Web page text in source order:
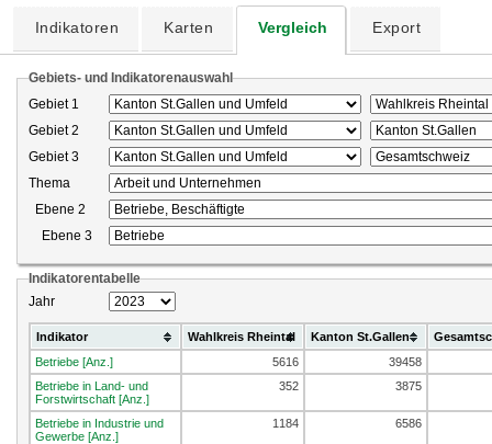
Indikatoren Karten Vergleich Export
Gebiets- und Indikatorenauswahl
Gebiet 1
Gebiet 2
Gebiet 3
Thema
Ebene 2
Ebene 3
Indikatorentabelle
Jahr
Indikator Wahlkreis Rheintal Kanton St.Gallen
Betriebe [Anz.]
5616
39458
Betriebe in Land- und
Forstwirtschaft [Anz.]
352 3875
Betriebe in Industrie und
Gewerbe [Anz.]
1184 6586